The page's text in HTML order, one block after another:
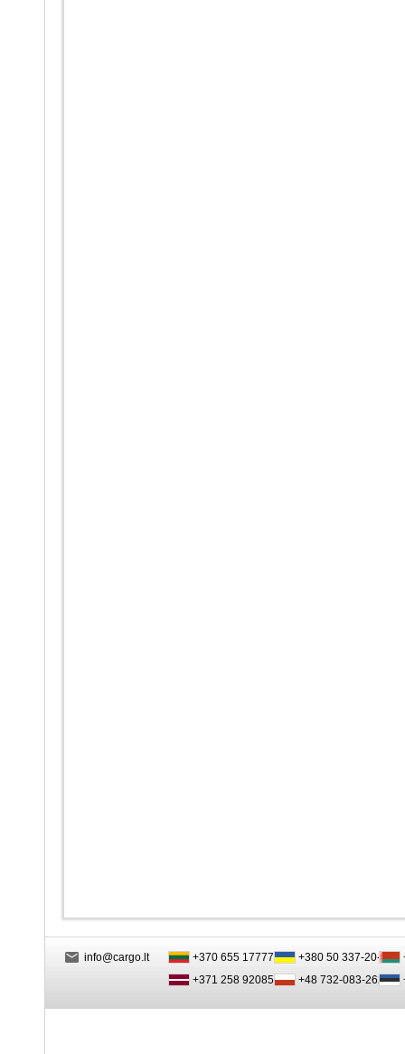
info@cargo.lt
+370 655 17777
+371 258 92085
+380 50 337-20-47
+48 732-083-262